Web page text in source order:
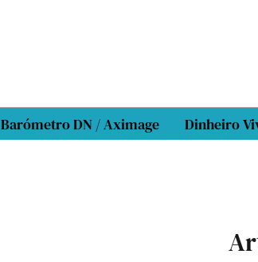
Barómetro DN / Aximage Dinheiro